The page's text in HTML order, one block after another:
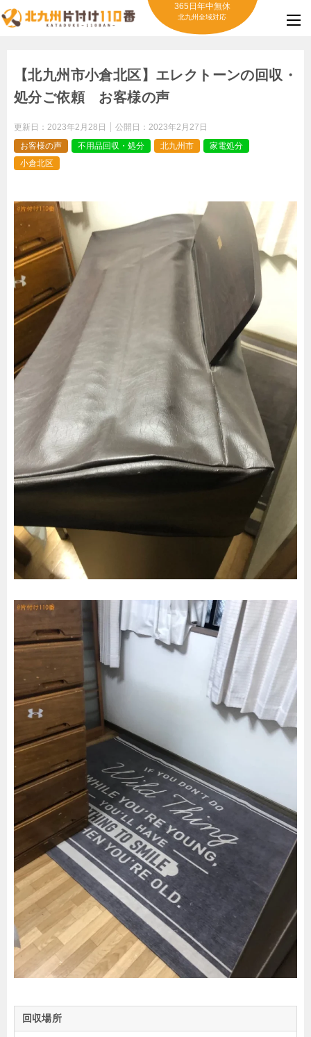
365日年中無休
北九州全域対応
【北九州市小倉北区】エレクトーンの回収・
処分ご依頼 お客様の声
更新日： 2023年2月28日 公開日： 2023年2月27日
お客様の声
不用品回収・処分 北九州市
家電処分
小倉北区
回収場所